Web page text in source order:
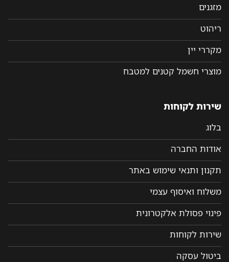
מזגנים
ריהוט
מקררי יין
מוצרי חשמל קטנים למטבח
שירות לקוחות
בלוג
אודות החברה
תקנון ותנאי שימוש באתר
משלוח ואיסוף עצמי
פינוי פסולת אלקטרונית
שירות לקוחות
ביטול עסקה